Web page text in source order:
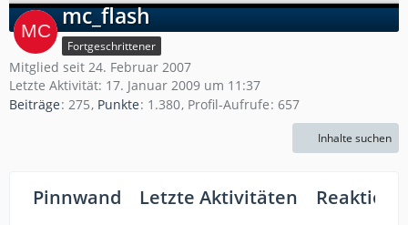
mc_flash
Fortgeschrittener
Mitglied seit 24. Februar 2007
Letzte Aktivität: 17. Januar 2009 um 11:37
Beiträge 275 Punkte 1.380 Profil-Aufrufe 657
Inhalte suchen
Pinnwand Letzte Aktivitäten